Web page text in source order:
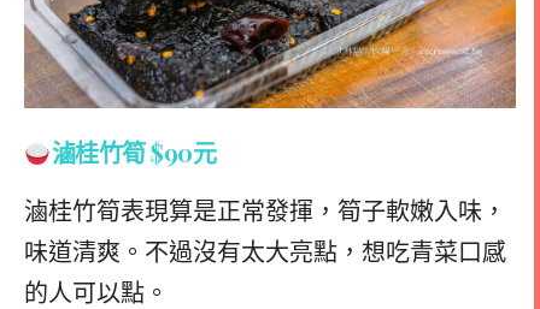
滷桂竹筍 $90元
滷桂竹筍表現算是正常發揮，筍子軟嫩入味，
味道清爽。不過沒有太大亮點，想吃青菜口感
的人可以點。